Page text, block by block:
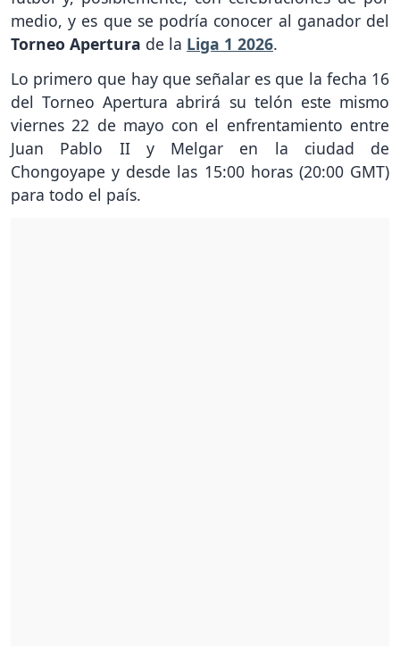
medio, y es que se podría conocer al ganador del
Torneo Apertura de la Liga 1 2026.
Lo primero que hay que señalar es que la fecha 16
del Torneo Apertura abrirá su telón este mismo
viernes 22 de mayo con el enfrentamiento entre
Juan Pablo II y Melgar en la ciudad de
Chongoyape y desde las 15:00 horas (20:00 GMT)
para todo el país.